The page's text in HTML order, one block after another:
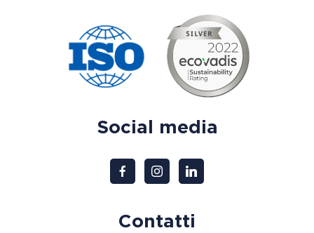
Social media
Contatti